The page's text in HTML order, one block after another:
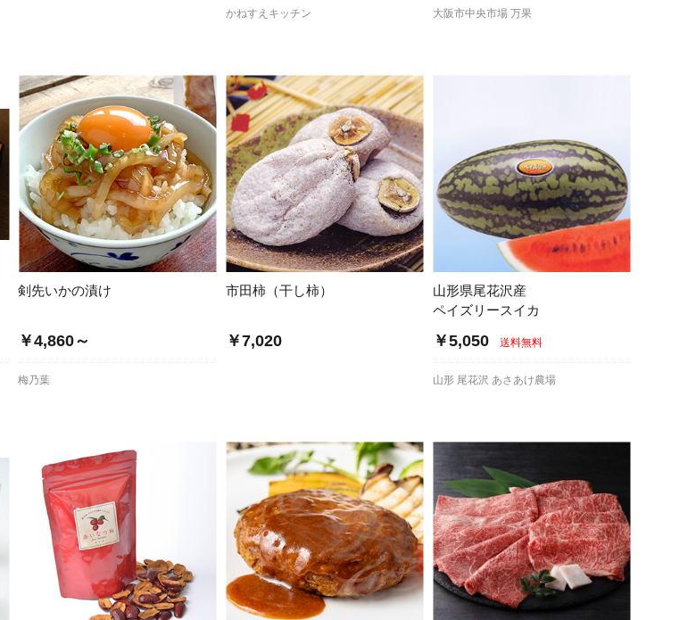
かねすえキッチン 大阪市中央市場 万果
剣先いかの漬け
￥4,860～
梅乃葉
市田柿（干し柿）
￥7,020
山形県尾花沢産
ペイズリースイカ
￥5,050 送料無料
山形 尾花沢 あさあけ農場